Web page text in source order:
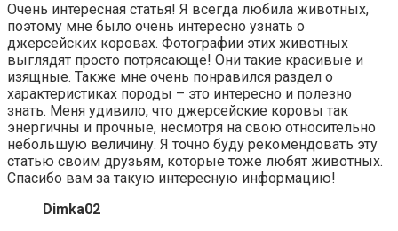
Очень интересная статья! Я всегда любила животных,
поэтому мне было очень интересно узнать о
джерсейских коровах. Фотографии этих животных
выглядят просто потрясающе! Они такие красивые и
изящные. Также мне очень понравился раздел о
характеристиках породы – это интересно и полезно
знать. Меня удивило, что джерсейские коровы так
энергичны и прочные, несмотря на свою относительно
небольшую величину. Я точно буду рекомендовать эту
статью своим друзьям, которые тоже любят животных.
Спасибо вам за такую интересную информацию!
Dimka02